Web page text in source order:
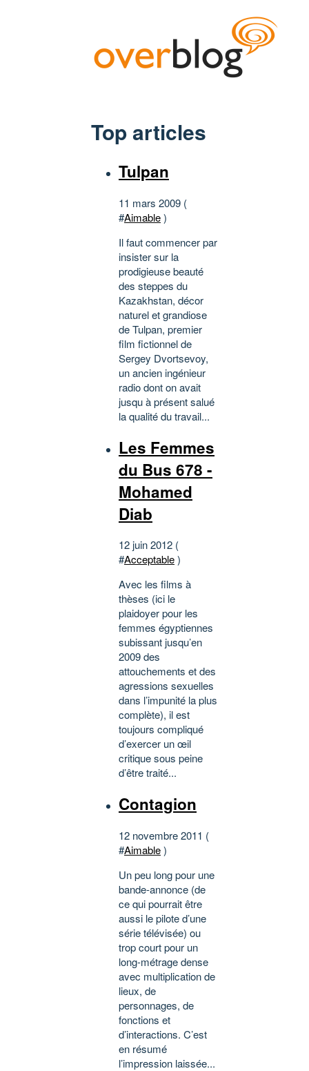
Top articles
Tulpan
11 mars 2009 (
#Aimable)
Il faut commencer par
insister sur la
prodigieuse beauté
des steppes du
Kazakhstan, décor
naturel et grandiose
de Tulpan, premier
film fictionnel de
Sergey Dvortsevoy,
un ancien ingénieur
radio dont on avait
jusqu à présent salué
la qualité du travail...
Les Femmes
du Bus 678 -
Mohamed
Diab
12 juin 2012 (
#Acceptable)
Avec les films à
thèses (ici le
plaidoyer pour les
femmes égyptiennes
subissant jusqu’en
2009 des
attouchements et des
agressions sexuelles
dans l’impunité la plus
complète), il est
toujours compliqué
d’exercer un œil
critique sous peine
d’être traité...
Contagion
12 novembre 2011 (
#Aimable)
Un peu long pour une
bande-annonce (de
ce qui pourrait être
aussi le pilote d’une
série télévisée) ou
trop court pour un
long-métrage dense
avec multiplication de
lieux, de
personnages, de
fonctions et
d’interactions. C’est
en résumé
l’impression laissée...